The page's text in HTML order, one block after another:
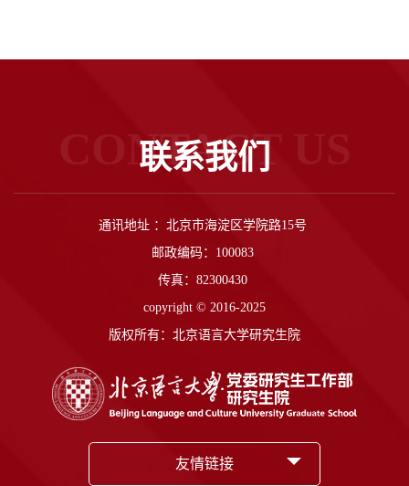
联系我们
CONTACT US
通讯地址 ：北京市海淀区学院路15号
邮政编码：100083
传真：82300430
copyright © 2016-2025
版权所有：北京语言大学研究生院
友情链接